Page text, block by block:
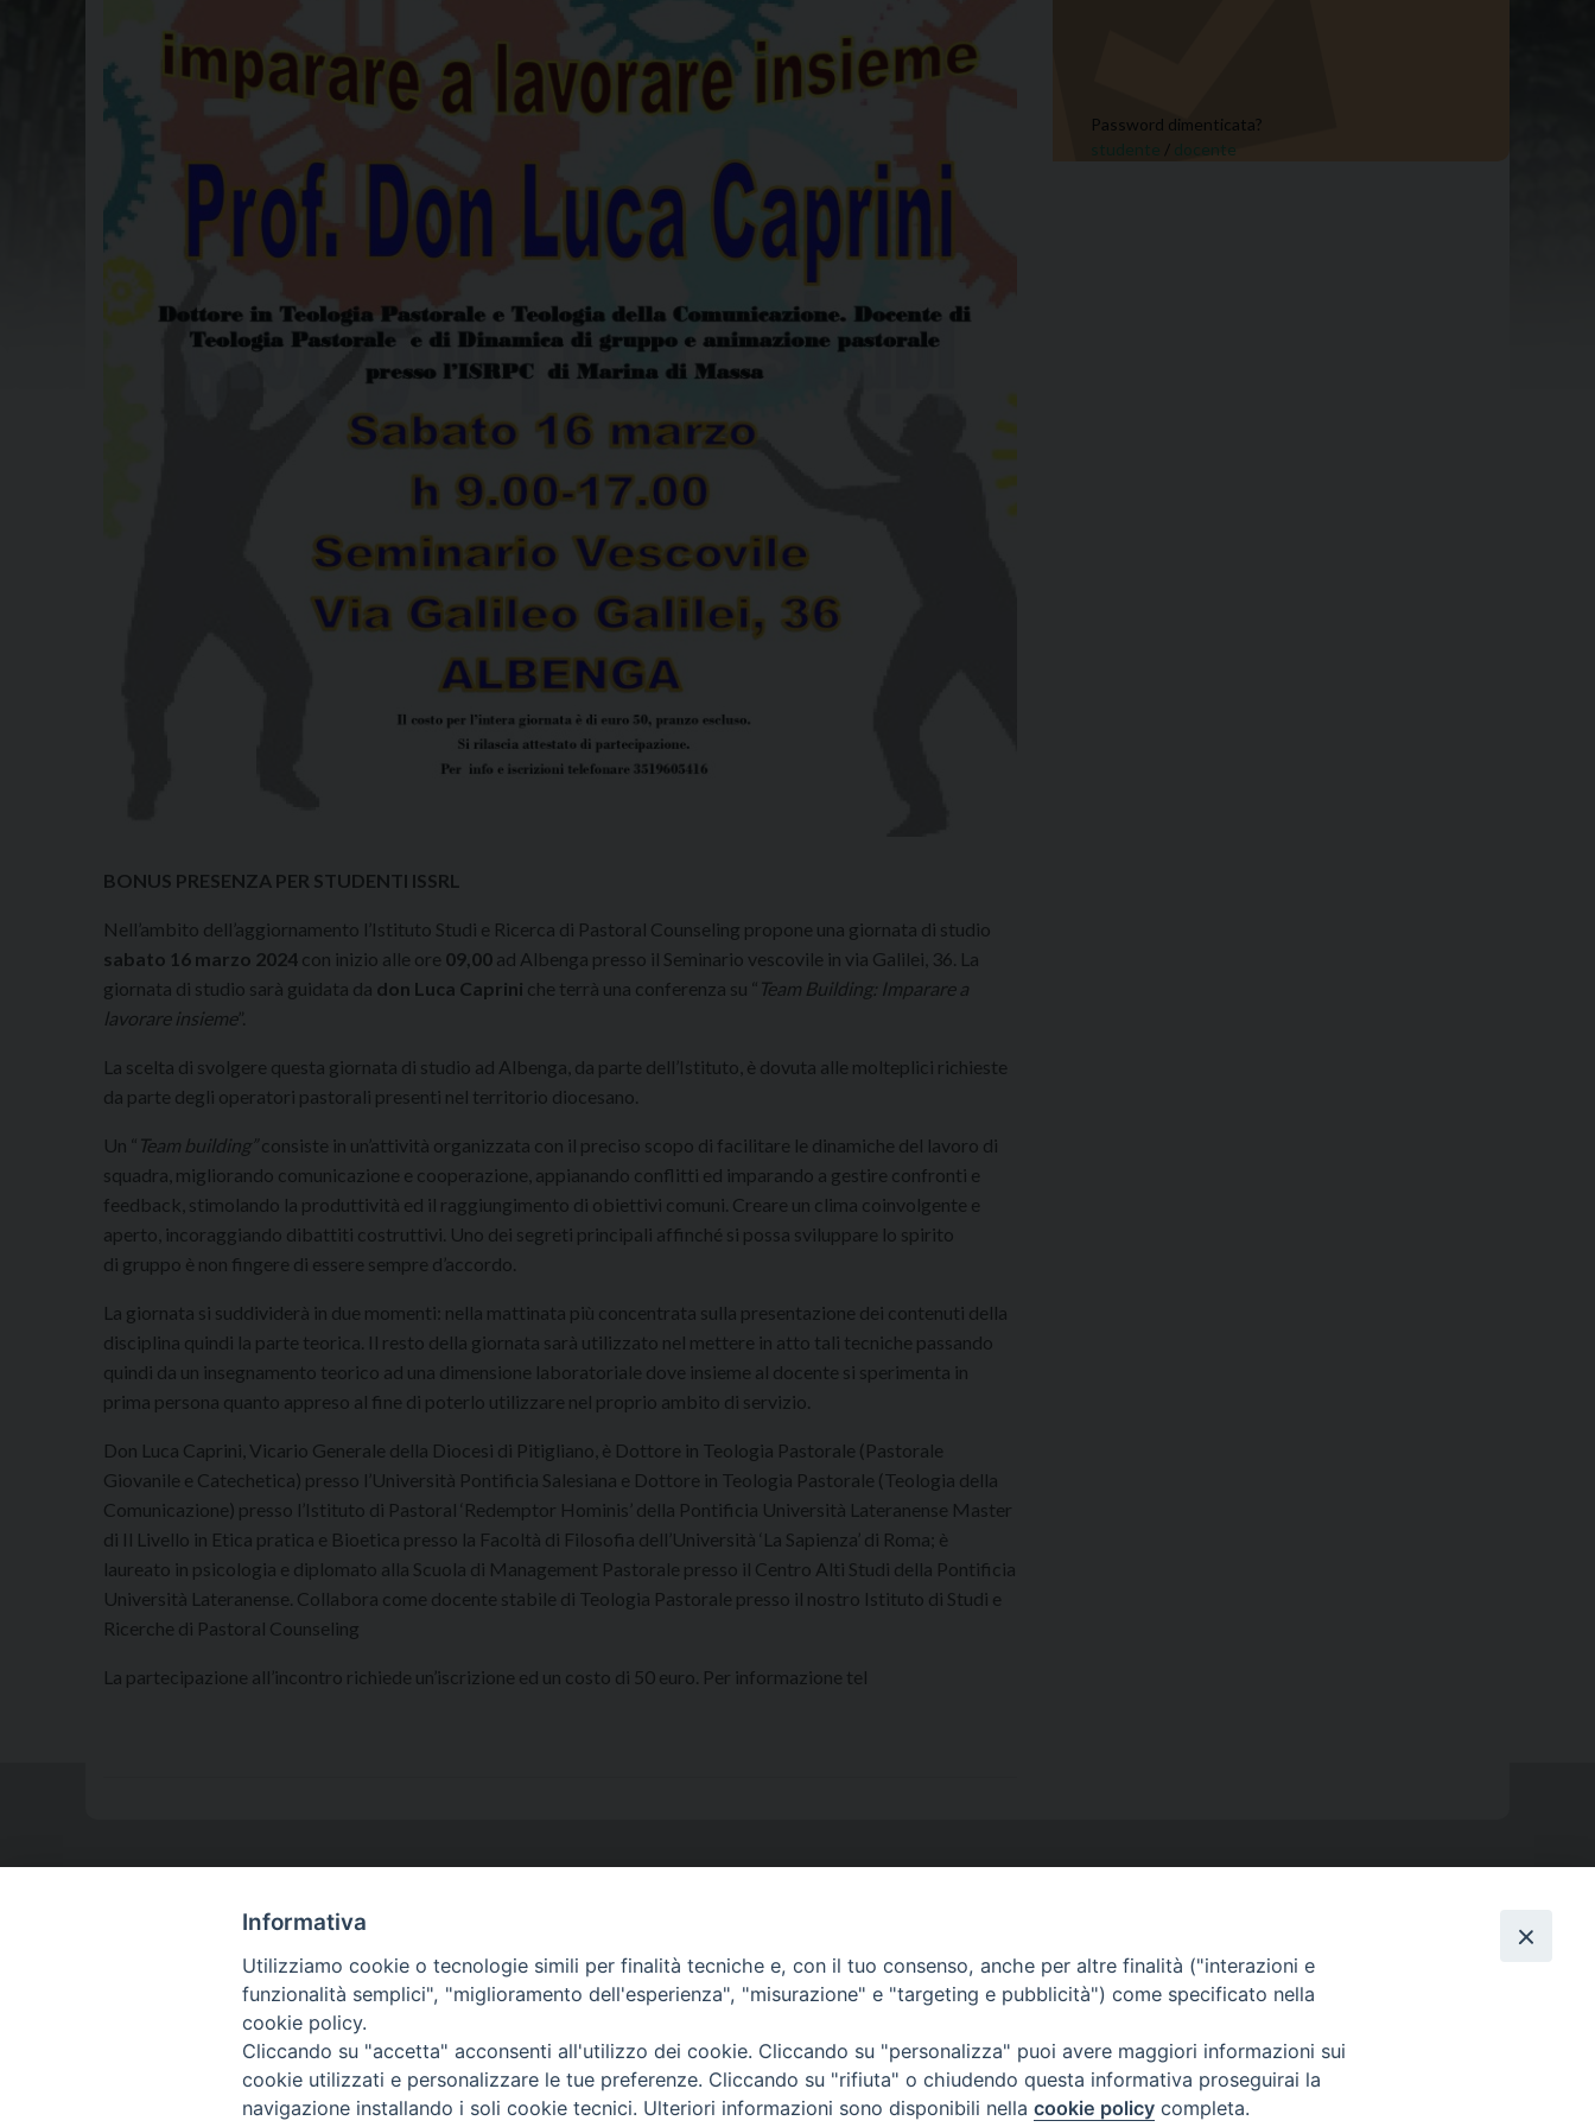
BONUS PRESENZA PER STUDENTI ISSRL
Nell’ambito dell’aggiornamento l’Istituto Studi e Ricerca di Pastoral Counseling propone una giornata di studio
sabato 16 marzo 2024 con inizio alle ore 09,00 ad Albenga presso il Seminario vescovile in via Galilei, 36. La
giornata di studio sarà guidata da don Luca Caprini che terrà una conferenza su “ Team Building: Imparare a
lavorare insieme”.
La scelta di svolgere questa giornata di studio ad Albenga, da parte dell’Istituto, è dovuta alle molteplici richieste
da parte degli operatori pastorali presenti nel territorio diocesano.
Un “ Team building” consiste in un’attività organizzata con il preciso scopo di facilitare le dinamiche del lavoro di
squadra, migliorando comunicazione e cooperazione, appianando conflitti ed imparando a gestire confronti e
feedback, stimolando la produttività ed il raggiungimento di obiettivi comuni. Creare un clima coinvolgente e
aperto, incoraggiando dibattiti costruttivi. Uno dei segreti principali affinché si possa sviluppare lo spirito
di gruppo è non fingere di essere sempre d’accordo.
La giornata si suddividerà in due momenti: nella mattinata più concentrata sulla presentazione dei contenuti della
disciplina quindi la parte teorica. Il resto della giornata sarà utilizzato nel mettere in atto tali tecniche passando
quindi da un insegnamento teorico ad una dimensione laboratoriale dove insieme al docente si sperimenta in
prima persona quanto appreso al fine di poterlo utilizzare nel proprio ambito di servizio.
Don Luca Caprini, Vicario Generale della Diocesi di Pitigliano, è Dottore in Teologia Pastorale (Pastorale
Giovanile e Catechetica) presso l’Università Pontificia Salesiana e Dottore in Teologia Pastorale (Teologia della
Comunicazione) presso l’Istituto di Pastoral ‘Redemptor Hominis’ della Pontificia Università Lateranense Master
di Il Livello in Etica pratica e Bioetica presso la Facoltà di Filosofia dell’Università ‘La Sapienza’ di Roma; è
laureato in psicologia e diplomato alla Scuola di Management Pastorale presso il Centro Alti Studi della Pontificia
Università Lateranense. Collabora come docente stabile di Teologia Pastorale presso il nostro Istituto di Studi e
Ricerche di Pastoral Counseling
La partecipazione all’incontro richiede un’iscrizione ed un costo di 50 euro. Per informazione tel
Password dimenticata?
studente / docente
Istituto Superiore
di Scienze Religiose
Polo Didattico FAD Albenga
Via G. Galilei 36 Albenga (SV) - tel 334 5716127 – mail: issralbenga@gmail.com
Polo Didattico FAD La Spezia
Via Malaspina n 1 La Spezia - tel e fax 0187 735485 mail:
Informativa
Utilizziamo cookie o tecnologie simili per finalità tecniche e, con il tuo consenso, anche per altre finalità ("interazioni e
funzionalità semplici", "miglioramento dell'esperienza", "misurazione" e "targeting e pubblicità") come specificato nella
cookie policy.
Cliccando su "accetta" acconsenti all'utilizzo dei cookie. Cliccando su "personalizza" puoi avere maggiori informazioni sui
cookie utilizzati e personalizzare le tue preferenze. Cliccando su "rifiuta" o chiudendo questa informativa proseguirai la
navigazione installando i soli cookie tecnici. Ulteriori informazioni sono disponibili nella cookie policy completa.